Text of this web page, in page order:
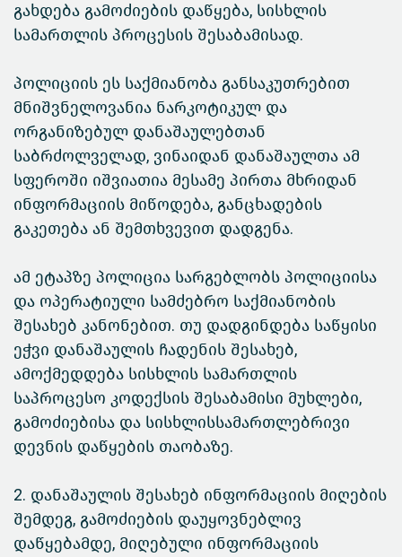
გახდება გამოძიების დაწყება, სისხლის
სამართლის პროცესის შესაბამისად.
პოლიციის ეს საქმიანობა განსაკუთრებით
მნიშვნელოვანია ნარკოტიკულ და
ორგანიზებულ დანაშაულებთან
საბრძოლველად, ვინაიდან დანაშაულთა ამ
სფეროში იშვიათია მესამე პირთა მხრიდან
ინფორმაციის მიწოდება, განცხადების
გაკეთება ან შემთხვევით დადგენა.
ამ ეტაპზე პოლიცია სარგებლობს პოლიციისა
და ოპერატიული სამძებრო საქმიანობის
შესახებ კანონებით. თუ დადგინდება საწყისი
ეჭვი დანაშაულის ჩადენის შესახებ,
ამოქმედდება სისხლის სამართლის
საპროცესო კოდექსის შესაბამისი მუხლები,
გამოძიებისა და სისხლისსამართლებრივი
დევნის დაწყების თაობაზე.
2. დანაშაულის შესახებ ინფორმაციის მიღების
შემდეგ, გამოძიების დაუყოვნებლივ
დაწყებამდე, მიღებული ინფორმაციის